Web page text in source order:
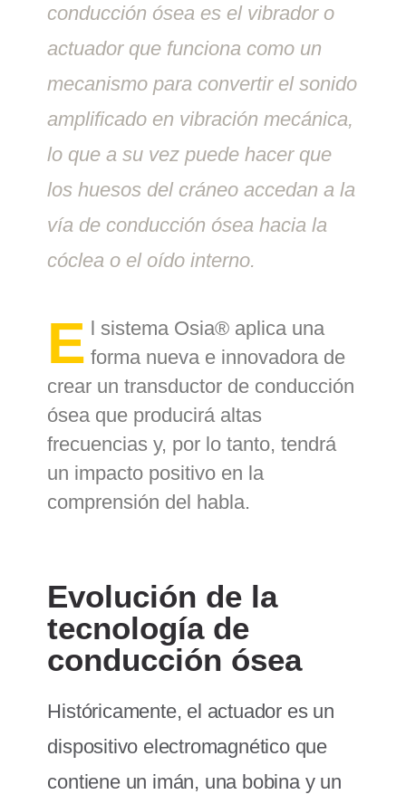
conducción ósea es el vibrador o
actuador que funciona como un
mecanismo para convertir el sonido
amplificado en vibración mecánica,
lo que a su vez puede hacer que
los huesos del cráneo accedan a la
vía de conducción ósea hacia la
cóclea o el oído interno.
E l sistema Osia® aplica una
forma nueva e innovadora de
crear un transductor de conducción
ósea que producirá altas
frecuencias y, por lo tanto, tendrá
un impacto positivo en la
comprensión del habla.
Evolución de la
tecnología de
conducción ósea
Históricamente, el actuador es un
dispositivo electromagnético que
contiene un imán, una bobina y un